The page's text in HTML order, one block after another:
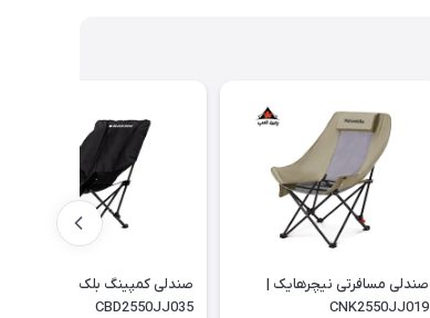
صندلی مسافرتی نیچرهایک |
CNK2550JJ019
صندلی کمپینگ بلک داگ |
CBD2550JJ035